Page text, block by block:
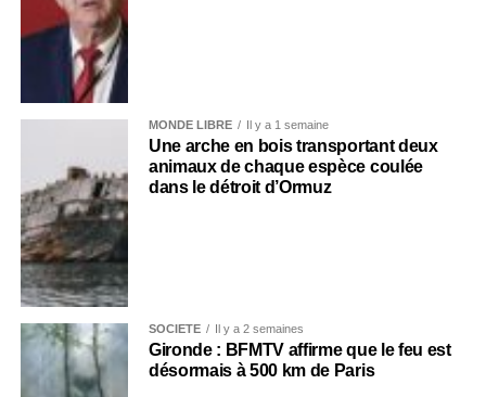
MONDE LIBRE Il y a 1 semaine
Une arche en bois transportant deux
animaux de chaque espèce coulée
dans le détroit d’Ormuz
SOCIÉTÉ Il y a 2 semaines
Gironde : BFMTV affirme que le feu est
désormais à 500 km de Paris